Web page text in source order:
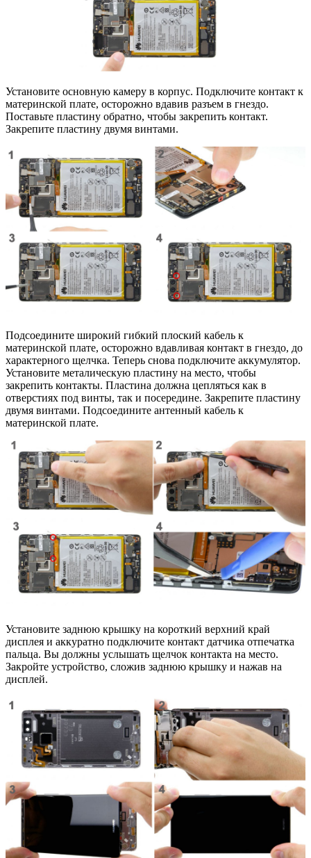
Установите основную камеру в корпус. Подключите контакт к
материнской плате, осторожно вдавив разъем в гнездо.
Поставьте пластину обратно, чтобы закрепить контакт.
Закрепите пластину двумя винтами.
Подсоедините широкий гибкий плоский кабель к
материнской плате, осторожно вдавливая контакт в гнездо, до
характерного щелчка. Теперь снова подключите аккумулятор.
Установите металическую пластину на место, чтобы
закрепить контакты. Пластина должна цепляться как в
отверстиях под винты, так и посередине. Закрепите пластину
двумя винтами. Подсоедините антенный кабель к
материнской плате.
Установите заднюю крышку на короткий верхний край
дисплея и аккуратно подключите контакт датчика отпечатка
пальца. Вы должны услышать щелчок контакта на место.
Закройте устройство, сложив заднюю крышку и нажав на
дисплей.